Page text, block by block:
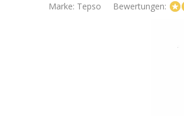
Marke: Tepso Bewertungen: